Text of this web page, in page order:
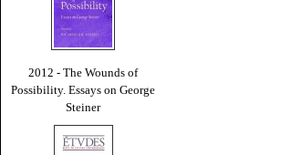
2012 - The Wounds of
Possibility. Essays on George
Steiner